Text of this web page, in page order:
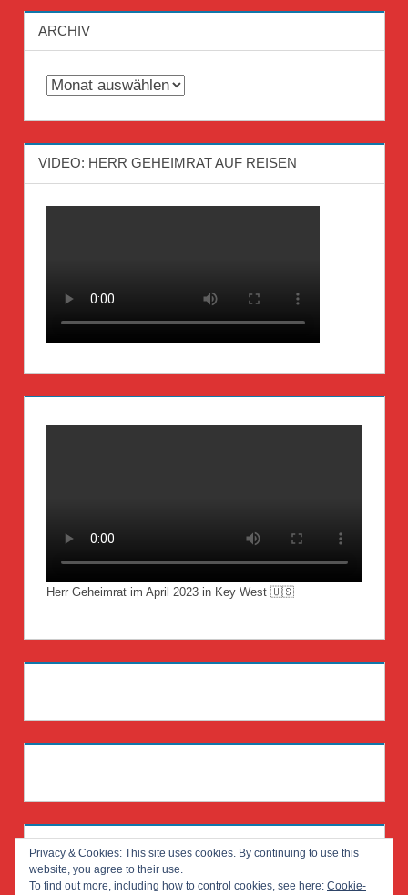
ARCHIV
Archiv
VIDEO: HERR GEHEIMRAT AUF REISEN
Herr Geheimrat im April 2023 in Key West 🇺🇸
Privacy & Cookies: This site uses cookies. By continuing to use this
website, you agree to their use.
To find out more, including how to control cookies, see here: Cookie-